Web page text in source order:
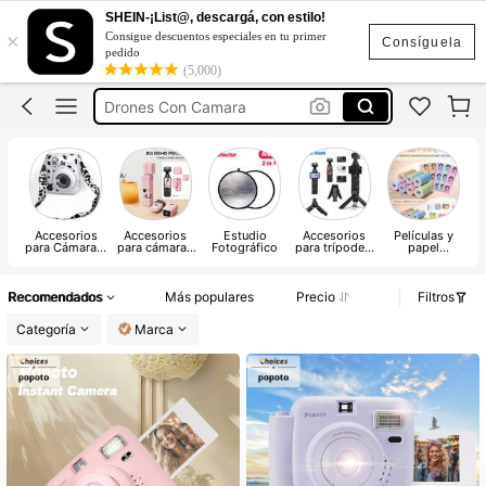
Consíguela
×
SHEIN-¡List@, descargá, con estilo!
Consigue descuentos especiales en tu primer
pedido
(5,000)
Cámara Instantánea
Camaras Fotografica
Camara Digital
Drones Con Camara
Cámara Instantánea
Camaras Fotografica
Accesorios
para Cámara &
Accesorios
para cámaras
Estudio
Fotográfico
Accesorios
para trípode y
Películas y
papel
Recomendados Más populares Precio
Filtros
Categoría
Marca